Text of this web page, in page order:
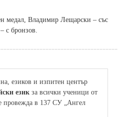
медал, Владимир Лещарски – със
с бронзов.
езиков и изпитен център
език за всички ученици от
провежда в 137 СУ „Ангел